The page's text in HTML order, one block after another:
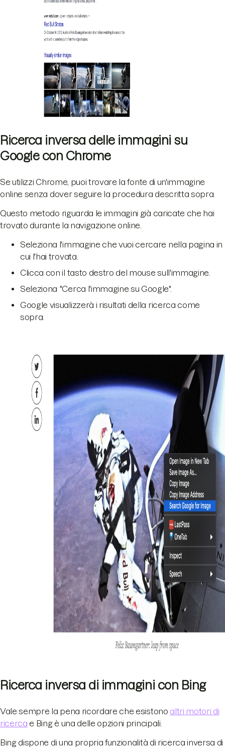
Ricerca inversa delle immagini su
Google con Chrome
Se utilizzi Chrome, puoi trovare la fonte di un'immagine
online senza dover seguire la procedura descritta sopra.
Questo metodo riguarda le immagini già caricate che hai
trovato durante la navigazione online.
Seleziona l'immagine che vuoi cercare nella pagina in
cui l'hai trovata.
Clicca con il tasto destro del mouse sull'immagine.
Seleziona "Cerca l'immagine su Google".
Google visualizzerà i risultati della ricerca come
sopra.
Ricerca inversa di immagini con Bing
Vale sempre la pena ricordare che esistono altri motori di
ricerca e Bing è una delle opzioni principali.
Bing dispone di una propria funzionalità di ricerca inversa di